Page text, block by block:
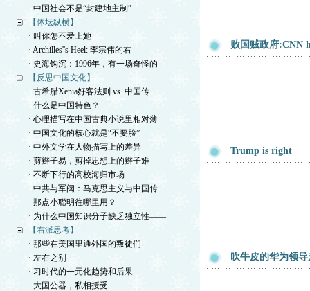
· 中国社会不是“封建地主制”
【体坛纵横】
· 叫你怎不爱上她
· Archilles''s Heel: 李宗伟的右
· 史海钩沉：1996年，有一场奇怪的
【反思中国文化】
· 古希腊Xenia好客法则 vs. 中国传
· 什么是中国特色？
· 心理描写在中国古典小说里相对薄
· 中国文化的核心就是“不要脸”
· 中外文学在人物描写上的差异
· 剪辫子易，剪掉思想上的辫子难
· 不断下行的高校海归市场
· 中共与军阀：马克思主义与中国传
· 那点小聪明往哪里用？
· 为什么中国知识分子缺乏独立性——
【右派思考】
· 那些在美国里通外国的叛徒们
· 左右之别
· 习时代的一元化趋势和后果
· 大国公器，私相授受
败国贼政府:CNN
Trump is right
吹牛皮的华为领